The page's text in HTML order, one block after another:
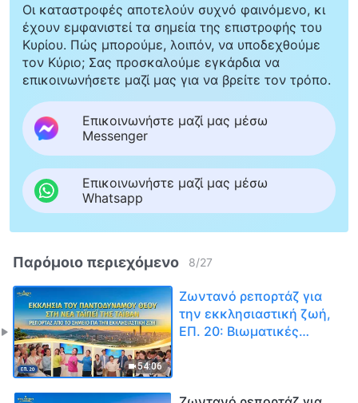
Οι καταστροφές αποτελούν συχνό φαινόμενο, κι
έχουν εμφανιστεί τα σημεία της επιστροφής του
Κυρίου. Πώς μπορούμε, λοιπόν, να υποδεχθούμε
τον Κύριο; Σας προσκαλούμε εγκάρδια να
επικοινωνήσετε μαζί μας για να βρείτε τον τρόπο.
Επικοινωνήστε μαζί μας μέσω
Messenger
Επικοινωνήστε μαζί μας μέσω
Whatsapp
Παρόμοιο περιεχόμενο 8/27
54:06
Ζωντανό ρεπορτάζ για
την εκκλησιαστική ζωή,
ΕΠ. 20: Βιωματικές